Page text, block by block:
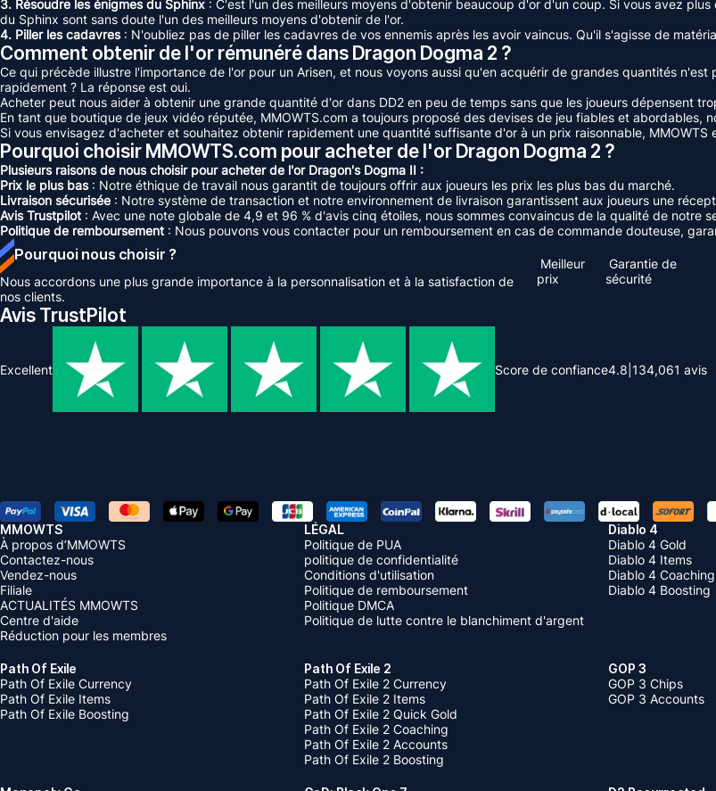
3. Résoudre les énigmes du Sphinx : C'est l'un des meilleurs moyens d'obtenir beaucoup d'or d'un coup. Si vous avez
du Sphinx sont sans doute l'un des meilleurs moyens d'obtenir de l'or.
4. Piller les cadavres : N'oubliez pas de piller les cadavres de vos ennemis après les avoir vaincus. Qu'il s'agisse de
Comment obtenir de l'or rémunéré dans Dragon Dogma 2 ?
Ce qui précède illustre l'importance de l'or pour un Arisen, et nous voyons aussi qu'en acquérir de grandes quantités
rapidement ? La réponse est oui.
Acheter peut nous aider à obtenir une grande quantité d'or dans DD2 en peu de temps sans que les joueurs dépensent
En tant que boutique de jeux vidéo réputée, MMOWTS.com a toujours proposé des devises de jeu fiables et abordables,
Si vous envisagez d'acheter et souhaitez obtenir rapidement une quantité suffisante d'or à un prix raisonnable, MMOWTS
Pourquoi choisir MMOWTS.com pour acheter de l'or Dragon Dogma 2 ?
Plusieurs raisons de nous choisir pour acheter de l'or Dragon's Dogma II :
Prix le plus bas: Notre éthique de travail nous garantit de toujours offrir aux joueurs les prix les plus bas du marché.
Livraison sécurisée : Notre système de transaction et notre environnement de livraison garantissent aux joueurs une
Avis Trustpilot : Avec une note globale de 4,9 et 96 % d'avis cinq étoiles, nous sommes convaincus de la qualité de notre
Politique de remboursement : Nous pouvons vous contacter pour un remboursement en cas de commande douteuse,
Pourquoi nous choisir ?
Nous accordons une plus grande importance à la personnalisation et à la satisfaction de
nos clients.
Meilleur
prix
Garantie de
sécurité
Avis TrustPilot
Excellent Score de confiance4.8 134,061 avis
MMOWTS
À propos d’MMOWTS
Contactez-nous
Vendez-nous
Filiale
ACTUALITÉS MMOWTS
Centre d'aide
Réduction pour les membres
LÉGAL
Politique de PUA
politique de confidentialité
Conditions d'utilisation
Politique de remboursement
Politique DMCA
Politique de lutte contre le blanchiment d'argent
Diablo 4
Diablo 4 Gold
Diablo 4 Items
Diablo 4 Coaching
Diablo 4 Boosting
Path Of Exile
Path Of Exile Currency
Path Of Exile Items
Path Of Exile Boosting
Path Of Exile 2
Path Of Exile 2 Currency
Path Of Exile 2 Items
Path Of Exile 2 Quick Gold
Path Of Exile 2 Coaching
Path Of Exile 2 Accounts
Path Of Exile 2 Boosting
GOP 3
GOP 3 Chips
GOP 3 Accounts